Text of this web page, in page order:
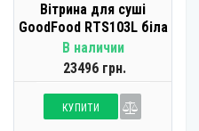
Вітрина для суші
GoodFood RTS103L біла
В наличии
23496 грн.
КУПИТИ